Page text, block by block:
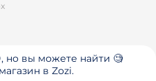
но вы можете найти 🧐
в Zozi.